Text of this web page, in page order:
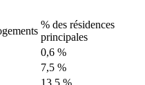
% des résidences
principales
0,6 %
7,5 %